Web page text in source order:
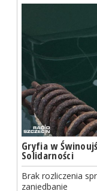
Gryfia w
Solidarności
Brak rozliczenia
zaniedbanie